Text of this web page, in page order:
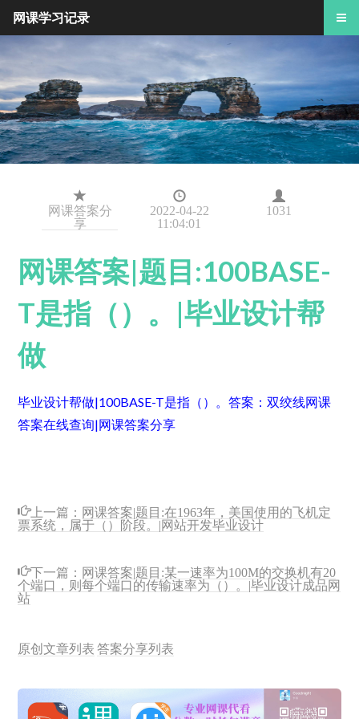
网课答案分
享
2022-04-22
11:04:01
1031
网课答案|题目:100BASE-
T是指（）。|毕业设计帮
做
毕业设计帮做|100BASE-T是指（）。答案：双绞线网课
答案在线查询|网课答案分享
上一篇： 网课答案|题目:在1963年，美国使用的飞机定
票系统，属于（）阶段。|网站开发毕业设计
下一篇： 网课答案|题目:某一速率为100M的交换机有20
个端口，则每个端口的传输速率为（）。|毕业设计成品网
站
原创文章列表 答案分享列表
网课学习记录